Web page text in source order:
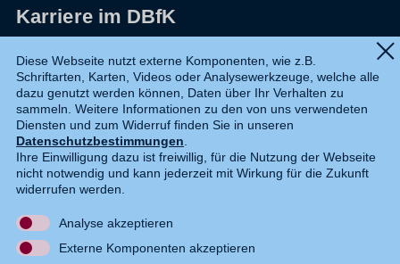
Karriere im DBfK
Datenschutz
Shop
Widerruf
Kontakt
DE EN
Diese Webseite nutzt externe Komponenten, wie z.B.
Schriftarten, Karten, Videos oder Analysewerkzeuge, welche alle
dazu genutzt werden können, Daten über Ihr Verhalten zu
sammeln. Weitere Informationen zu den von uns verwendeten
Diensten und zum Widerruf finden Sie in unseren
Datenschutzbestimmungen.
Ihre Einwilligung dazu ist freiwillig, für die Nutzung der Webseite
nicht notwendig und kann jederzeit mit Wirkung für die Zukunft
widerrufen werden.
Analyse akzeptieren
Externe Komponenten akzeptieren